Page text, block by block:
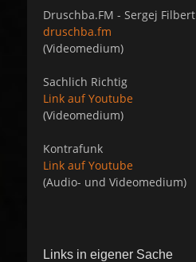
Druschba.FM - Sergej Filbert
druschba.fm
(Videomedium)
Sachlich Richtig
Link auf Youtube
(Videomedium)
Kontrafunk
Link auf Youtube
(Audio- und Videomedium)
Links in eigener Sache